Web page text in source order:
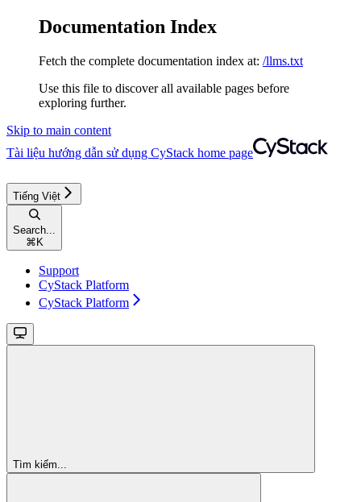
Documentation Index
Fetch the complete documentation index at: /llms.txt
Use this file to discover all available pages before
exploring further.
Skip to main content
Tài liệu hướng dẫn sử dụng CyStack home page
Tiếng Việt
Search...
⌘ K
Support
CyStack Platform
CyStack Platform
Tìm kiếm...